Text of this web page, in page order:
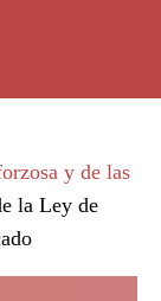
y de las
la Ley de